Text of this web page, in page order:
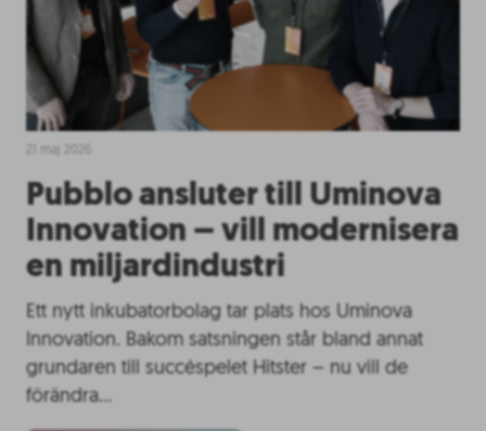
Pubblo ansluter till Uminova
Innovation – vill modernisera
en miljardindustri
Ett nytt inkubatorbolag tar plats hos Uminova
Innovation. Bakom satsningen står bland annat
grundaren till succéspelet Hitster – nu vill de
förändra…